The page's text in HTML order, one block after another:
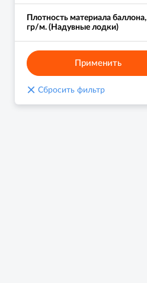
Плотность материала баллона,
гр/м. (Надувные лодки)
Применить
× Сбросить фильтр